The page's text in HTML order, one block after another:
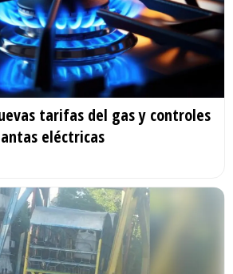
tarifas del gas y controles
eléctricas